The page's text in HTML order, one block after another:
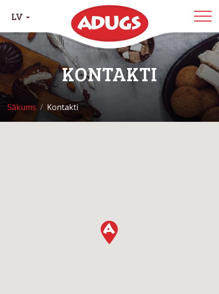
LV
KONTAKTI
Sākums Kontakti